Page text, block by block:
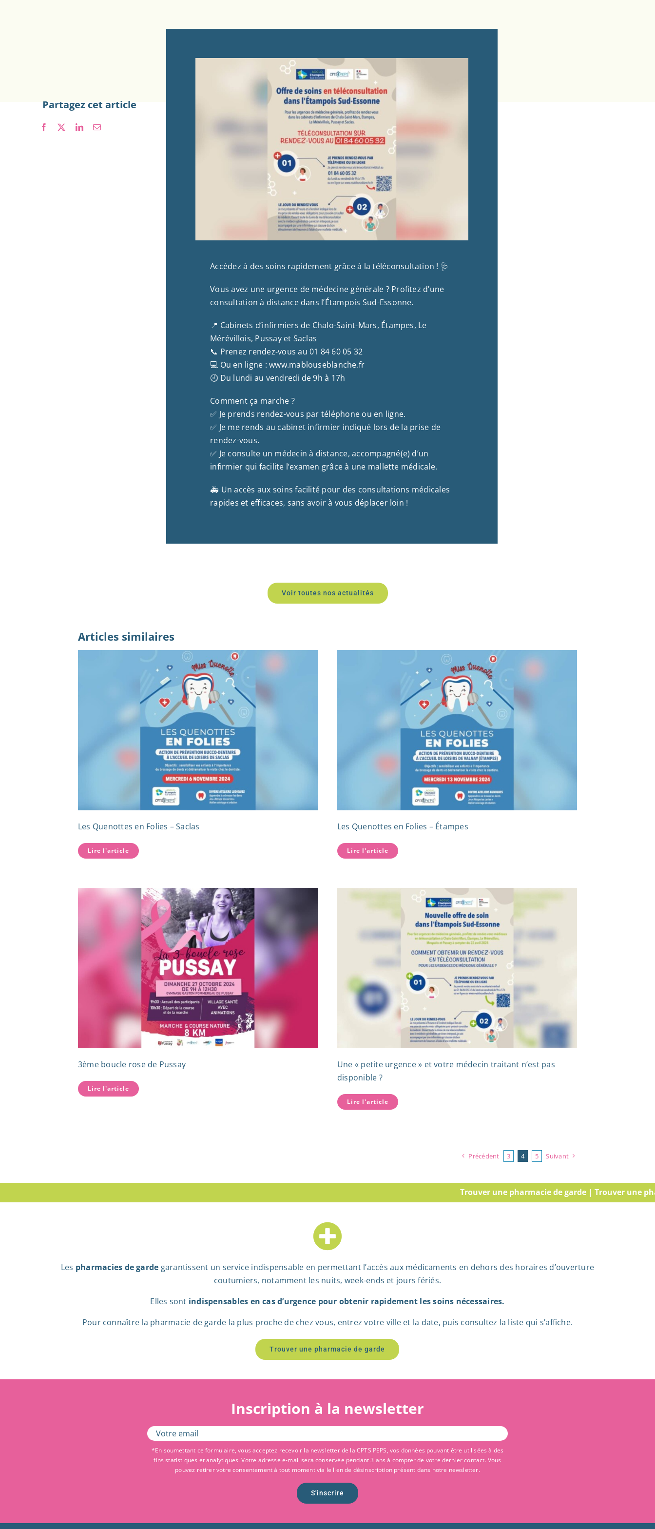
Partagez cet article
Accédez à des soins rapidement grâce à la téléconsultation ! 🩺
Vous avez une urgence de médecine générale ? Profitez d’une
consultation à distance dans l’Étampois Sud-Essonne.
📍 Cabinets d’infirmiers de Chalo-Saint-Mars, Étampes, Le
Mérévillois, Pussay et Saclas
📞 Prenez rendez-vous au 01 84 60 05 32
💻 Ou en ligne : www.mablouseblanche.fr
🕘 Du lundi au vendredi de 9h à 17h
Comment ça marche ?
✅ Je prends rendez-vous par téléphone ou en ligne.
✅ Je me rends au cabinet infirmier indiqué lors de la prise de
rendez-vous.
✅ Je consulte un médecin à distance, accompagné(e) d’un
infirmier qui facilite l’examen grâce à une mallette médicale.
🚑 Un accès aux soins facilité pour des consultations médicales
rapides et efficaces, sans avoir à vous déplacer loin !
Voir toutes nos actualités
Articles similaires
Les Quenottes en Folies – Saclas
Lire l'article
Les Quenottes en Folies – Étampes
Lire l'article
3ème boucle rose de Pussay
Lire l'article
Une « petite urgence » et votre médecin traitant n’est pas
disponible ?
Lire l'article
Précédent 3 4 5 Suivant
Trouver une pharmacie de garde | Trouver une pharmacie
Les pharmacies de garde garantissent un service indispensable en permettant l’accès aux médicaments en dehors des horaires d’ouverture
coutumiers, notamment les nuits, week-ends et jours fériés.
Elles sont indispensables en cas d’urgence pour obtenir rapidement les soins nécessaires.
Pour connaître la pharmacie de garde la plus proche de chez vous, entrez votre ville et la date, puis consultez la liste qui s’affiche.
Trouver une pharmacie de garde
Inscription à la newsletter
*En soumettant ce formulaire, vous acceptez recevoir la newsletter de la CPTS PEPS, vos données pouvant être utilisées à des
fins statistiques et analytiques. Votre adresse e-mail sera conservée pendant 3 ans à compter de votre dernier contact. Vous
pouvez retirer votre consentement à tout moment via le lien de désinscription présent dans notre newsletter.
S'inscrire